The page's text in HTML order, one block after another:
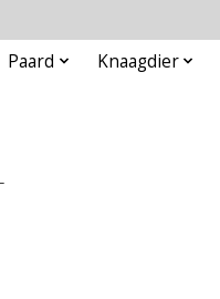
Paard Knaagdier